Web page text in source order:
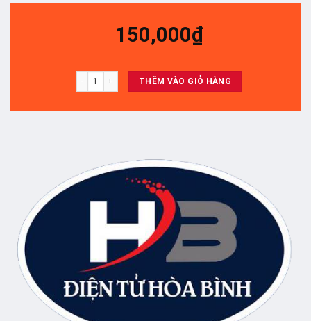
150,000₫
43LF540/43LF590/ 43UF690/ 43LX310c/43LW310c - Set 2 thanh
THÊM VÀO GIỎ HÀNG